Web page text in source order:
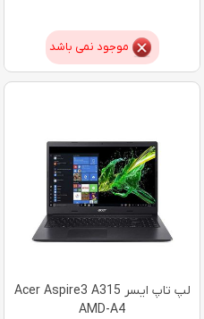
موجود نمی باشد
لپ تاپ ایسر Acer Aspire3 A315
AMD-A4